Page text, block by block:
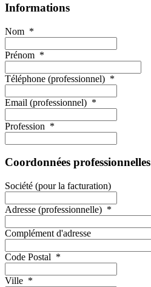
Informations
Nom *
Prénom *
Téléphone (professionnel) *
Email (professionnel) *
Profession *
Coordonnées professionnelles
Société (pour la facturation)
Adresse (professionnelle) *
Complément d'adresse
Code Postal *
Ville *